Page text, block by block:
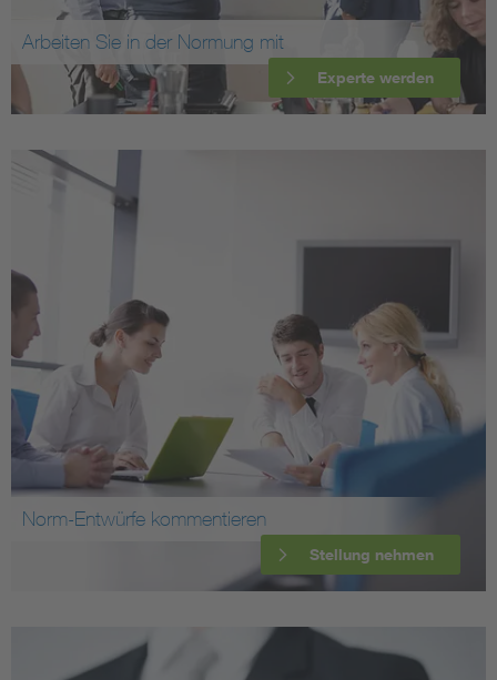
Arbeiten Sie in der Normung mit
Experte werden
Norm-Entwürfe kommentieren
Stellung nehmen